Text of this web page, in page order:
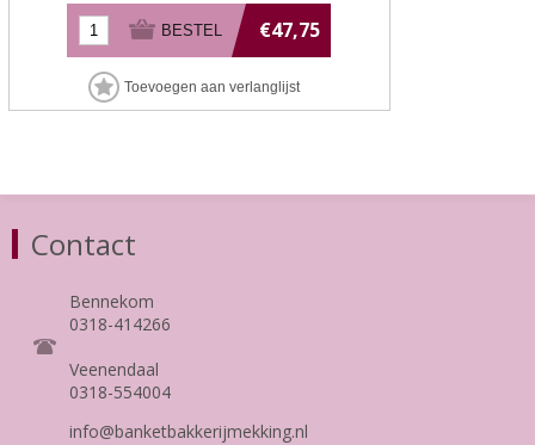
€47,75
Contact
Bennekom
0318-414266
Veenendaal
0318-554004
info@banketbakkerijmekking.nl